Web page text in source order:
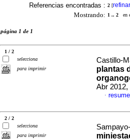
Referencias encontradas : 2 [refinar
Mostrando: 1 .. 2 en
página 1 de 1
1 / 2
selecciona
para imprimir
Castillo-
plantas
Abr 2012,
·
2 / 2
selecciona
para imprimir